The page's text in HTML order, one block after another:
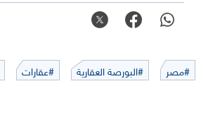
#مصر #البورصة العقارية #عقارات